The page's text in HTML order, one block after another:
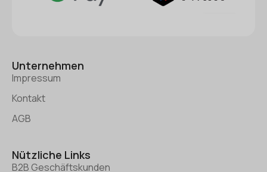
Unternehmen
Impressum
Kontakt
AGB
Nützliche Links
B2B Geschäftskunden